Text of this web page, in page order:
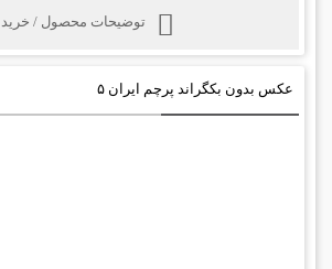
توضیحات محصول / خرید
عکس بدون بکگراند پرچم ایران ۵